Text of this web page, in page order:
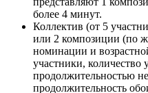
более 4 минут.
Коллектив (от 5
или 2 композиции (по
номинации и
участники, количество
продолжительностью
продолжительность